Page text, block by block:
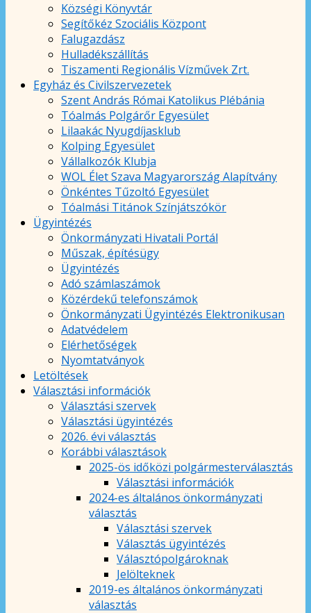
Községi Könyvtár
Segítőkéz Szociális Központ
Falugazdász
Hulladékszállítás
Tiszamenti Regionális Vízművek Zrt.
Egyház és Civilszervezetek
Szent András Római Katolikus Plébánia
Tóalmás Polgárőr Egyesület
Lilaakác Nyugdíjasklub
Kolping Egyesület
Vállalkozók Klubja
WOL Élet Szava Magyarország Alapítvány
Önkéntes Tűzoltó Egyesület
Tóalmási Titánok Színjátszókör
Ügyintézés
Önkormányzati Hivatali Portál
Műszak, építésügy
Ügyintézés
Adó számlaszámok
Közérdekű telefonszámok
Önkormányzati Ügyintézés Elektronikusan
Adatvédelem
Elérhetőségek
Nyomtatványok
Letöltések
Választási információk
Választási szervek
Választási ügyintézés
2026. évi választás
Korábbi választások
2025-ös időközi polgármesterválasztás
Választási információk
2024-es általános önkormányzati
választás
Választási szervek
Választás ügyintézés
Választópolgároknak
Jelölteknek
2019-es általános önkormányzati
választás